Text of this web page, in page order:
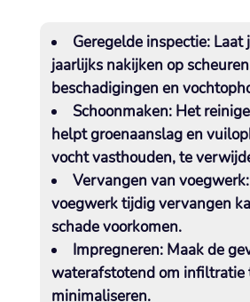
Geregelde inspectie:Laat
jaarlijks nakijken op
beschadigingen en
Schoonmaken:Het
helpt groenaanslag en
vocht vasthouden, te
Vervangen van voegwerk:
voegwerk tijdig vervangen
schade voorkomen.​
Impregneren:Maak de
waterafstotend om infiltratie
minimaliseren.​